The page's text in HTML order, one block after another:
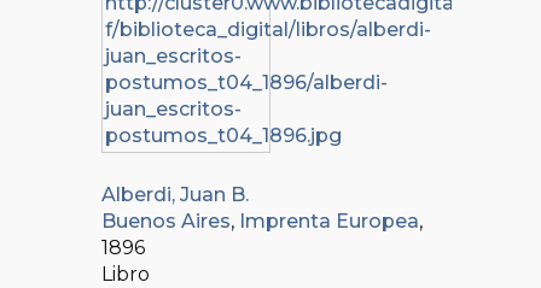
Alberdi, Juan B.
Buenos Aires, Imprenta Europea,
1896
Libro